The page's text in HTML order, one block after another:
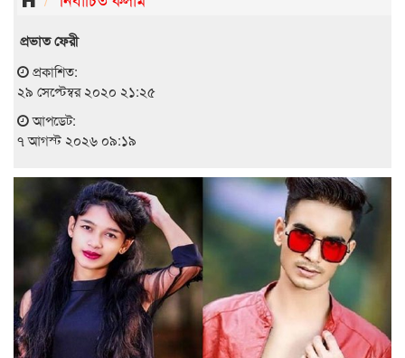
প্রভাত ফেরী
প্রকাশিত:
২৯ সেপ্টেম্বর ২০২০ ২১:২৫
আপডেট:
৭ আগস্ট ২০২৬ ০৯:১৯